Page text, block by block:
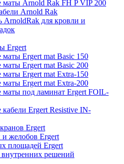
маты Arnold Rak FH P VIP 200
Arnold Rak
ArnoldRak для кровли и
Ergert
маты Ergert mat Basic 150
маты Ergert mat Basic 200
маты Ergert mat Extra-150
маты Ergert mat Extra-200
маты под ламинат Ergert FOIL-
кабели Ergert Resistive IN-
Ergert
желобов Ergert
площадей Ergert
внутренних решений